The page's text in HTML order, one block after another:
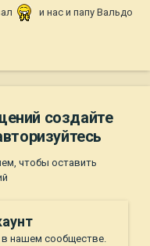
и нас и папу Вальдо
создайте
чтобы оставить
в нашем сообществе.